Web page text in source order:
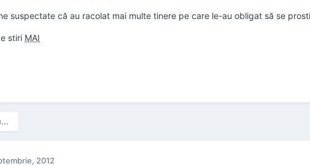
suspectate că au racolat mai multe tinere pe care le-au obligat să se
stiri MAI
2012